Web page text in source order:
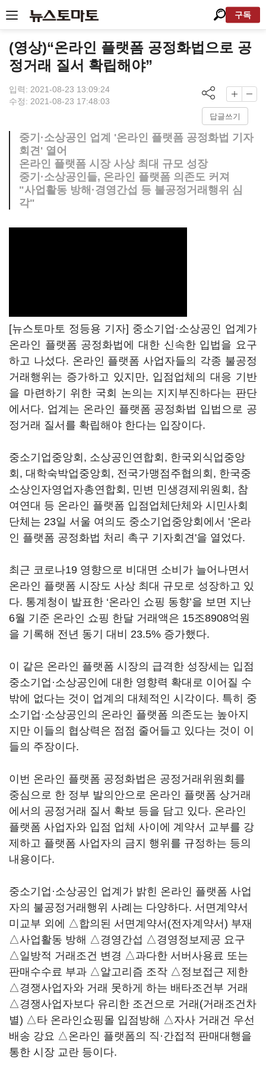
구독
(영상)“온라인 플랫폼 공정화법으로 공
정거래 질서 확립해야”
입력: 2021-08-23 13:09:24
수정: 2021-08-23 17:48:03
답글쓰기
중기·소상공인 업계 '온라인 플랫폼 공정화법 기자
회견' 열어
온라인 플랫폼 시장 사상 최대 규모 성장
중기·소상공인들, 온라인 플랫폼 의존도 커져
"사업활동 방해·경영간섭 등 불공정거래행위 심
각"
[뉴스토마토 정등용 기자] 중소기업·소상공인 업계가
온라인 플랫폼 공정화법에 대한 신속한 입법을 요구
하고 나섰다. 온라인 플랫폼 사업자들의 각종 불공정
거래행위는 증가하고 있지만, 입점업체의 대응 기반
을 마련하기 위한 국회 논의는 지지부진하다는 판단
에서다. 업계는 온라인 플랫폼 공정화법 입법으로 공
정거래 질서를 확립해야 한다는 입장이다.
중소기업중앙회, 소상공인연합회, 한국외식업중앙
회, 대학숙박업중앙회, 전국가맹점주협의회, 한국중
소상인자영업자총연합회, 민변 민생경제위원회, 참
여연대 등 온라인 플랫폼 입점업체단체와 시민사회
단체는 23일 서울 여의도 중소기업중앙회에서 '온라
인 플랫폼 공정화법 처리 촉구 기자회견'을 열었다.
최근 코로나19 영향으로 비대면 소비가 늘어나면서
온라인 플랫폼 시장도 사상 최대 규모로 성장하고 있
다. 통계청이 발표한 ‘온라인 쇼핑 동향’을 보면 지난
6월 기준 온라인 쇼핑 한달 거래액은 15조8908억원
을 기록해 전년 동기 대비 23.5% 증가했다.
이 같은 온라인 플랫폼 시장의 급격한 성장세는 입점
중소기업·소상공인에 대한 영향력 확대로 이어질 수
밖에 없다는 것이 업계의 대체적인 시각이다. 특히 중
소기업·소상공인의 온라인 플랫폼 의존도는 높아지
지만 이들의 협상력은 점점 줄어들고 있다는 것이 이
들의 주장이다.
이번 온라인 플랫폼 공정화법은 공정거래위원회를
중심으로 한 정부 발의안으로 온라인 플랫폼 상거래
에서의 공정거래 질서 확보 등을 담고 있다. 온라인
플랫폼 사업자와 입점 업체 사이에 계약서 교부를 강
제하고 플랫폼 사업자의 금지 행위를 규정하는 등의
내용이다.
중소기업·소상공인 업계가 밝힌 온라인 플랫폼 사업
자의 불공정거래행위 사례는 다양하다. 서면계약서
미교부 외에 △합의된 서면계약서(전자계약서) 부재
△사업활동 방해 △경영간섭 △경영정보제공 요구
△일방적 거래조건 변경 △과다한 서버사용료 또는
판매수수료 부과 △알고리즘 조작 △정보접근 제한
△경쟁사업자와 거래 못하게 하는 배타조건부 거래
△경쟁사업자보다 유리한 조건으로 거래(거래조건차
별) △타 온라인쇼핑몰 입점방해 △자사 거래건 우선
배송 강요 △온라인 플랫폼의 직·간접적 판매대행을
통한 시장 교란 등이다.